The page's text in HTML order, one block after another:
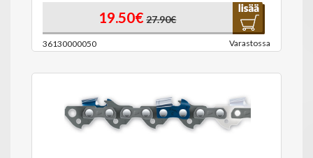
19.50€ 27.90€
36130000050 Varastossa